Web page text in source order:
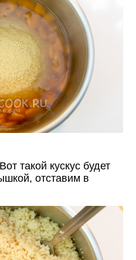
такой кускус будет
отставим в